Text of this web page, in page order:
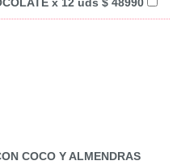
COCO Y ALMENDRAS